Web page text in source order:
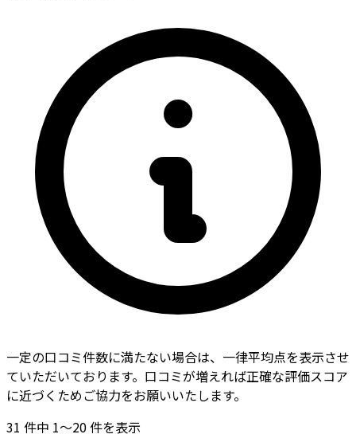
一定の口コミ件数に満たない場合は、一律平均点を表示させ
ていただいております。口コミが増えれば正確な評価スコア
に近づくためご協力をお願いいたします。
31 件中 1〜20件を表示